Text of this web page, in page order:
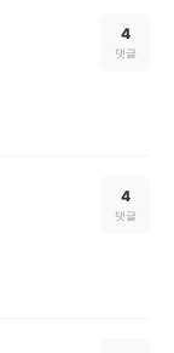
4
댓글
4
댓글